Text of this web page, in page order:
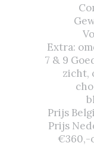
Extra:
7 & 9
zicht,
Prijs
Prijs
€360,-